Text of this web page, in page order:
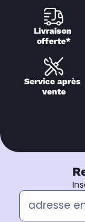
Livraison
offerte*
Service après
vente